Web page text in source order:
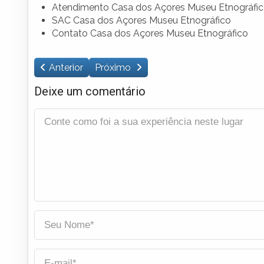
Atendimento Casa dos Açores Museu
SAC Casa dos Açores Museu Etnográfico
Contato Casa dos Açores Museu Etnográfico
Anterior Próximo
Deixe um comentário